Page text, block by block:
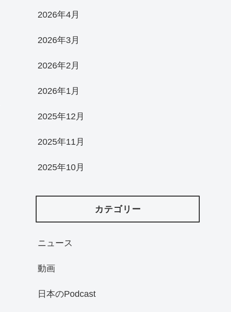
2026年4月
2026年3月
2026年2月
2026年1月
2025年12月
2025年11月
2025年10月
カテゴリー
ニュース
動画
日本のPodcast